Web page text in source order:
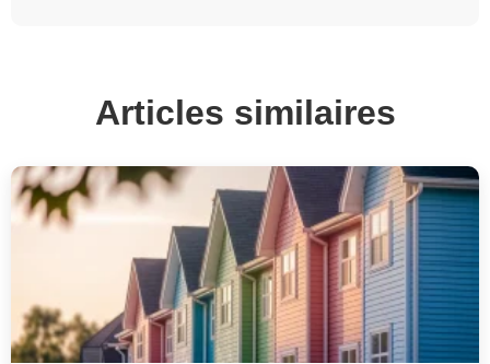
Articles similaires